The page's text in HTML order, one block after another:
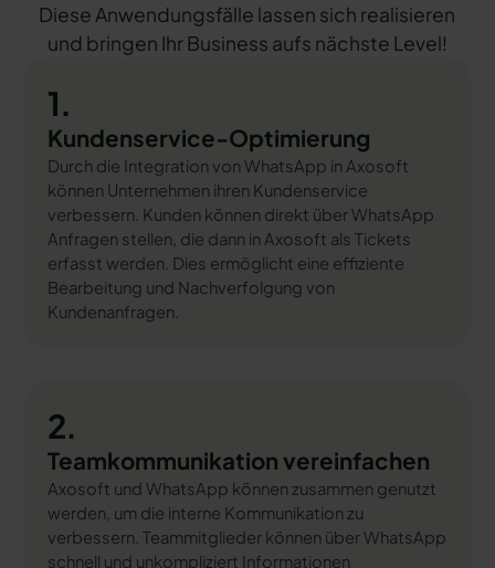
Diese Anwendungsfälle lassen sich realisieren
und bringen Ihr Business aufs nächste Level!
1.
Kundenservice-Optimierung
Durch die Integration von WhatsApp in Axosoft
können Unternehmen ihren Kundenservice
verbessern. Kunden können direkt über WhatsApp
Anfragen stellen, die dann in Axosoft als Tickets
erfasst werden. Dies ermöglicht eine effiziente
Bearbeitung und Nachverfolgung von
Kundenanfragen.
2.
Teamkommunikation vereinfachen
Axosoft und WhatsApp können zusammen genutzt
werden, um die interne Kommunikation zu
verbessern. Teammitglieder können über WhatsApp
schnell und unkompliziert Informationen